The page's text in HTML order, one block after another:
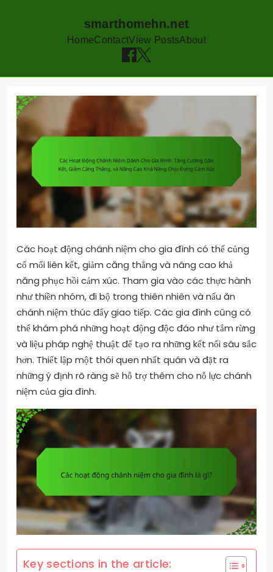
smarthomehn.net
HomeContactView PostsAbout
content
Các hoạt động chánh niệm cho gia đình có thể củng
cố mối liên kết, giảm căng thẳng và nâng cao khả
năng phục hồi cảm xúc. Tham gia vào các thực hành
như thiền nhóm, đi bộ trong thiên nhiên và nấu ăn
chánh niệm thúc đẩy giao tiếp. Các gia đình cũng có
thể khám phá những hoạt động độc đáo như tắm rừng
và liệu pháp nghệ thuật để tạo ra những kết nối sâu sắc
hơn. Thiết lập một thói quen nhất quán và đặt ra
những ý định rõ ràng sẽ hỗ trợ thêm cho nỗ lực chánh
niệm của gia đình.
Key sections in the article: